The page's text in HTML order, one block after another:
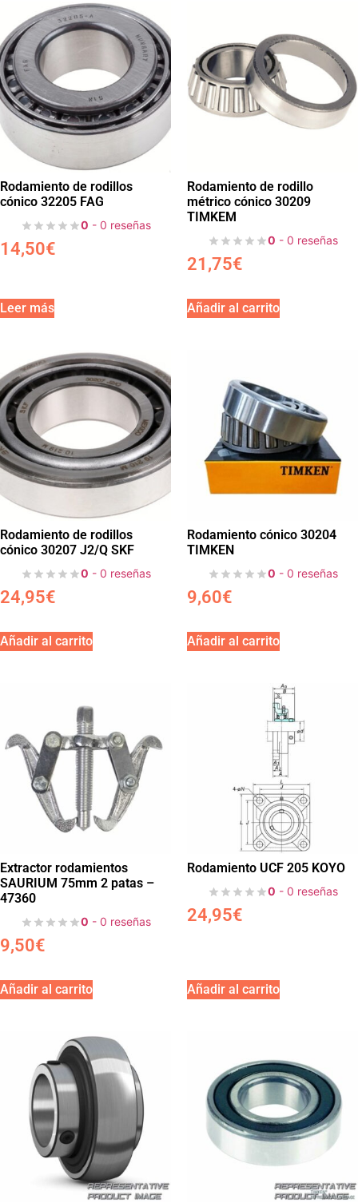
Rodamiento de rodillos
cónico 32205 FAG
0 - 0 reseñas
14,50€
Leer más
Rodamiento de rodillo
métrico cónico 30209
TIMKEM
0 - 0 reseñas
21,75€
Añadir al carrito
Rodamiento de rodillos
cónico 30207 J2/Q SKF
0 - 0 reseñas
24,95€
Añadir al carrito
Rodamiento cónico 30204
TIMKEN
0 - 0 reseñas
9,60€
Añadir al carrito
Extractor rodamientos
SAURIUM 75mm 2 patas –
47360
0 - 0 reseñas
9,50€
Añadir al carrito
Rodamiento UCF 205 KOYO
0 - 0 reseñas
24,95€
Añadir al carrito